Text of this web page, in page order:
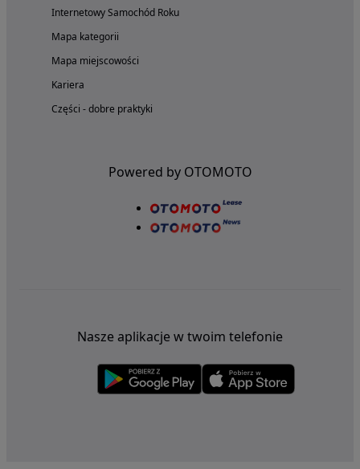
Internetowy Samochód Roku
Mapa kategorii
Mapa miejscowości
Kariera
Części - dobre praktyki
Powered by OTOMOTO
Nasze aplikacje w twoim telefonie